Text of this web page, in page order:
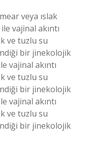
veya ıslak
vajinal akıntı
ve tuzlu su
bir jinekolojik
vajinal akıntı
ve tuzlu su
bir jinekolojik
vajinal akıntı
ve tuzlu su
bir jinekolojik